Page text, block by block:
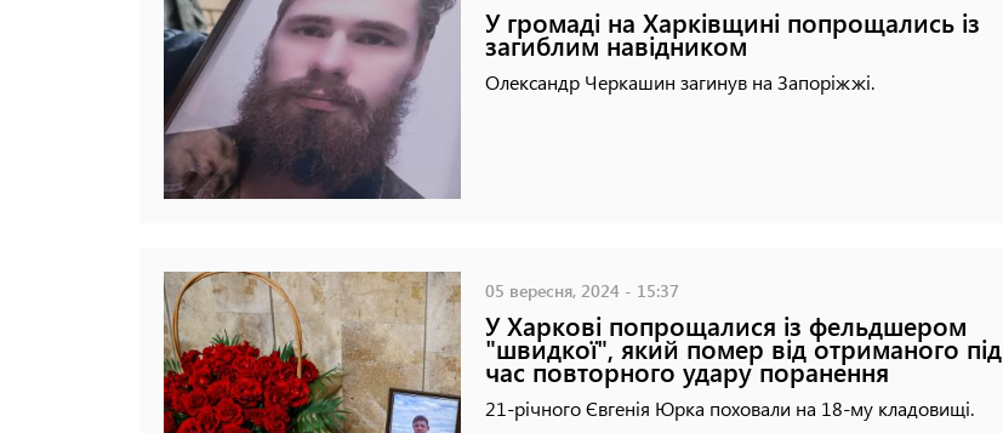
У громаді на Харківщині попрощались із
загиблим навідником
Олександр Черкашин загинув на Запоріжжі.
05 вересня, 2024 - 15:37
У Харкові попрощалися із фельдшером
"швидкої", який помер від отриманого під
час повторного удару поранення
21-річного Євгенія Юрка поховали на 18-му кладовищі.